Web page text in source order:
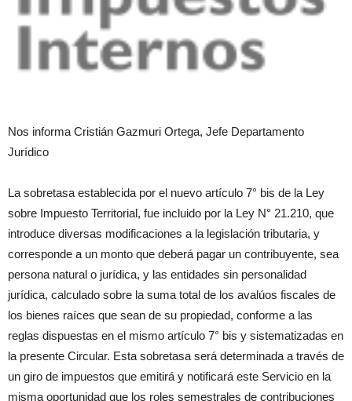
Nos informa Cristián Gazmuri Ortega, Jefe Departamento
Jurídico
La sobretasa establecida por el nuevo artículo 7° bis de la Ley
sobre Impuesto Territorial, fue incluido por la Ley N° 21.210, que
introduce diversas modificaciones a la legislación tributaria, y
corresponde a un monto que deberá pagar un contribuyente, sea
persona natural o jurídica, y las entidades sin personalidad
jurídica, calculado sobre la suma total de los avalúos fiscales de
los bienes raíces que sean de su propiedad, conforme a las
reglas dispuestas en el mismo artículo 7° bis y sistematizadas en
la presente Circular. Esta sobretasa será determinada a través de
un giro de impuestos que emitirá y notificará este Servicio en la
misma oportunidad que los roles semestrales de contribuciones